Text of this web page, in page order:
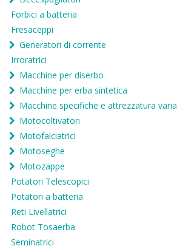
Forbici a batteria
Fresaceppi
Generatori di corrente
Irroratrici
Macchine per diserbo
Macchine per erba sintetica
Macchine specifiche e attrezzatura varia
Motocoltivatori
Motofalciatrici
Motoseghe
Motozappe
Potatori Telescopici
Potatori a batteria
Reti Livellatrici
Robot Tosaerba
Seminatrici